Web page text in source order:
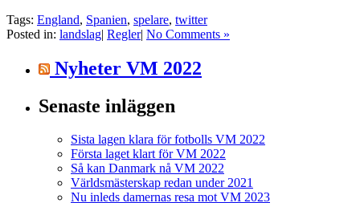
Tags: England, Spanien, spelare, twitter
Posted in: landslag| Regler| No Comments »
Nyheter VM 2022
Senaste inläggen
Sista lagen klara för fotbolls VM 2022
Första laget klart för VM 2022
Så kan Danmark nå VM 2022
Världsmästerskap redan under 2021
Nu inleds damernas resa mot VM 2023